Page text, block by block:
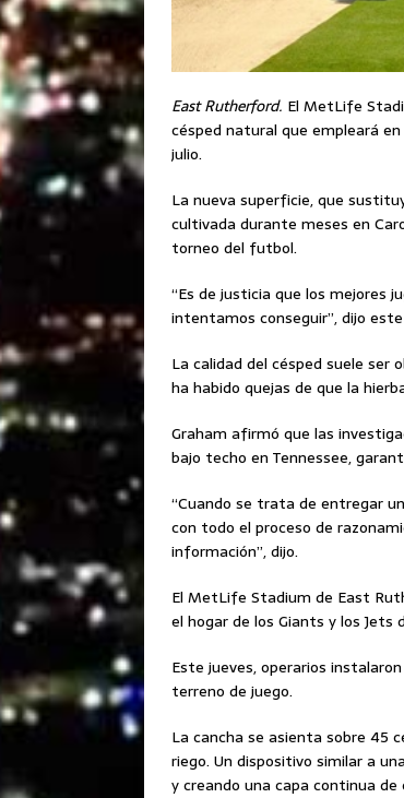
East Rutherford. El MetLife
césped natural que empleará
julio.
La nueva superficie, que
cultivada durante meses en
torneo del futbol.
“Es de justicia que los mejores
intentamos conseguir”, dijo
La calidad del césped suele ser
ha habido quejas de que la
Graham afirmó que las
bajo techo en Tennessee,
“Cuando se trata de entregar
con todo el proceso de
información”, dijo.
El MetLife Stadium de East
el hogar de los Giants y los
Este jueves, operarios
terreno de juego.
La cancha se asienta sobre 45
riego. Un dispositivo similar a
y creando una capa continua de